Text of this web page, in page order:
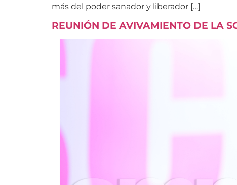
más del poder sanador y liberador […]
REUNIÓN DE AVIVAMIENTO DE LA